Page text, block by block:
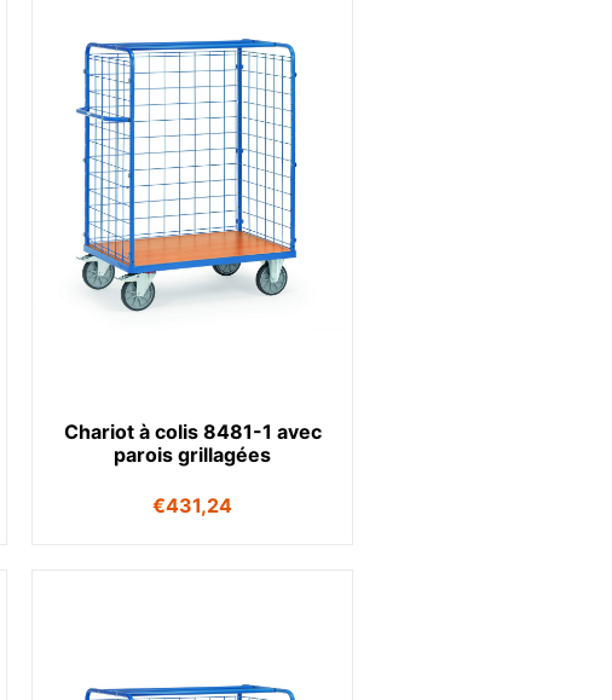
Chariot à colis 8481-1 avec
parois grillagées
€431,24